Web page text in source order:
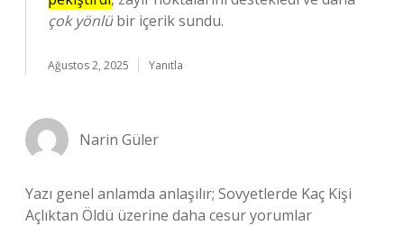
çok yönlübir içerik sundu.
Ağustos 2, 2025 Yanıtla
Narin Güler
Yazı genel anlamda anlaşılır; Sovyetlerde Kaç Kişi
Açlıktan Öldü üzerine daha cesur yorumlar